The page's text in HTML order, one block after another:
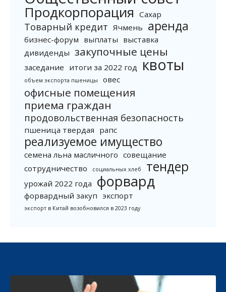
Продкорпорация Сахар
Товарный кредит Ячмень аренда
бизнес-форум выплаты выставка
дивиденды закупочные цены
заседание итоги за 2022 год квоты
объем экспорта пшеницы овес
офисные помещения
приема граждан
продовольственная безопасность
пшеница твердая рапс
реализуемое имущество
семена льна масличного совещание
сотрудничество
социальных хлеб тендер
урожай 2022 года форвард
форвардный закуп экспорт
экспорт в Китай возобновился в 2023 году